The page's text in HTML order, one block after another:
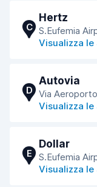
C
Hertz
S.Eufemia
Visualizza
D
Autovia
Via
Visualizza
E
Dollar
S.Eufemia
Visualizza